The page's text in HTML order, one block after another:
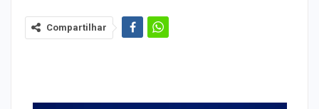
Compartilhar